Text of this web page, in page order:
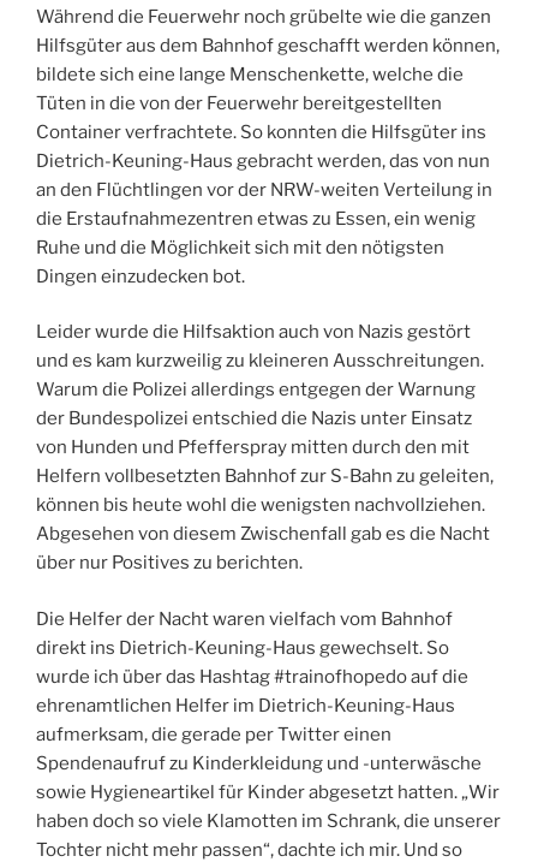
Während die Feuerwehr noch grübelte wie die ganzen
Hilfsgüter aus dem Bahnhof geschafft werden können,
bildete sich eine lange Menschenkette, welche die
Tüten in die von der Feuerwehr bereitgestellten
Container verfrachtete. So konnten die Hilfsgüter ins
Dietrich-Keuning-Haus gebracht werden, das von nun
an den Flüchtlingen vor der NRW-weiten Verteilung in
die Erstaufnahmezentren etwas zu Essen, ein wenig
Ruhe und die Möglichkeit sich mit den nötigsten
Dingen einzudecken bot.
Leider wurde die Hilfsaktion auch von Nazis gestört
und es kam kurzweilig zu kleineren Ausschreitungen.
Warum die Polizei allerdings entgegen der Warnung
der Bundespolizei entschied die Nazis unter Einsatz
von Hunden und Pfefferspray mitten durch den mit
Helfern vollbesetzten Bahnhof zur S-Bahn zu geleiten,
können bis heute wohl die wenigsten nachvollziehen.
Abgesehen von diesem Zwischenfall gab es die Nacht
über nur Positives zu berichten.
Die Helfer der Nacht waren vielfach vom Bahnhof
direkt ins Dietrich-Keuning-Haus gewechselt. So
wurde ich über das Hashtag #trainofhopedo auf die
ehrenamtlichen Helfer im Dietrich-Keuning-Haus
aufmerksam, die gerade per Twitter einen
Spendenaufruf zu Kinderkleidung und -unterwäsche
sowie Hygieneartikel für Kinder abgesetzt hatten. „Wir
haben doch so viele Klamotten im Schrank, die unserer
Tochter nicht mehr passen“, dachte ich mir. Und so